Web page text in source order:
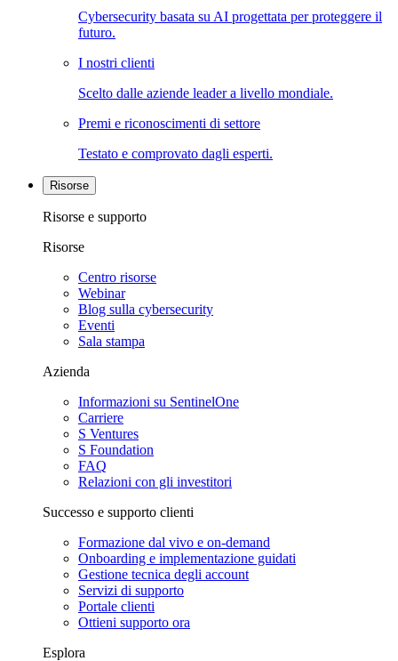
Cybersecurity basata su AI progettata per proteggere il
futuro.
I nostri clienti
Scelto dalle aziende leader a livello mondiale.
Premi e riconoscimenti di settore
Testato e comprovato dagli esperti.
Risorse
Risorse e supporto
Risorse
Centro risorse
Webinar
Blog sulla cybersecurity
Eventi
Sala stampa
Azienda
Informazioni su SentinelOne
Carriere
S Ventures
S Foundation
FAQ
Relazioni con gli investitori
Successo e supporto clienti
Formazione dal vivo e on-demand
Onboarding e implementazione guidati
Gestione tecnica degli account
Servizi di supporto
Portale clienti
Ottieni supporto ora
Esplora